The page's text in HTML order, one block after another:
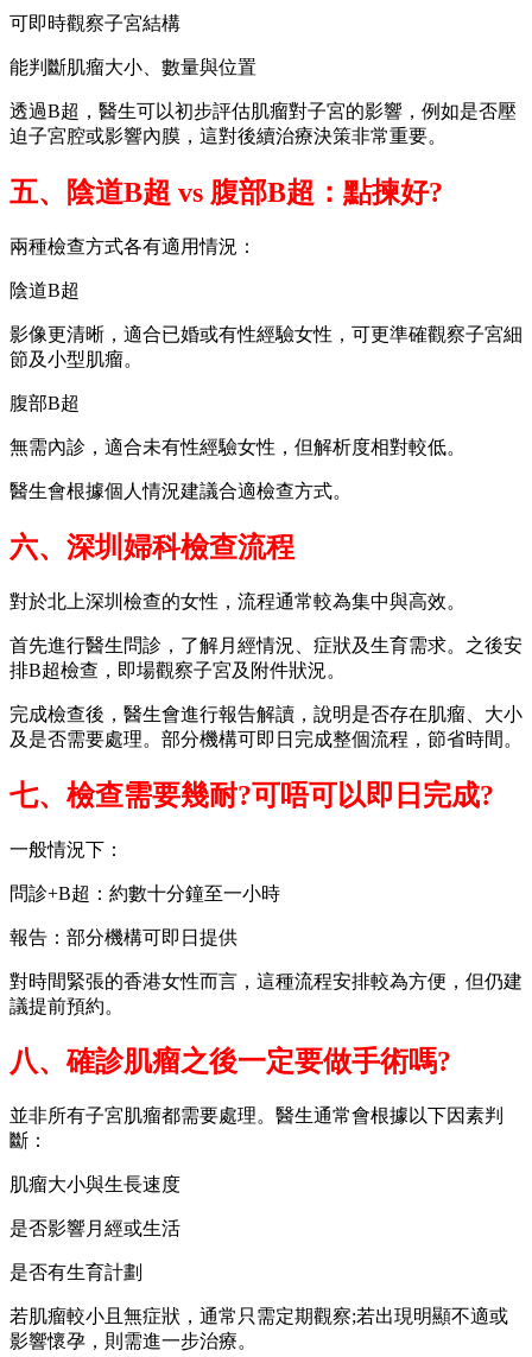
可即時觀察子宮結構
能判斷肌瘤大小、數量與位置
透過B超，醫生可以初步評估肌瘤對子宮的影響，例如是否壓
迫子宮腔或影響內膜，這對後續治療決策非常重要。
五、陰道B超 vs 腹部B超：點揀好?
兩種檢查方式各有適用情況：
陰道B超
影像更清晰，適合已婚或有性經驗女性，可更準確觀察子宮細
節及小型肌瘤。
腹部B超
無需內診，適合未有性經驗女性，但解析度相對較低。
醫生會根據個人情況建議合適檢查方式。
六、深圳婦科檢查流程
對於北上深圳檢查的女性，流程通常較為集中與高效。
首先進行醫生問診，了解月經情況、症狀及生育需求。之後安
排B超檢查，即場觀察子宮及附件狀況。
完成檢查後，醫生會進行報告解讀，說明是否存在肌瘤、大小
及是否需要處理。部分機構可即日完成整個流程，節省時間。
七、檢查需要幾耐?可唔可以即日完成?
一般情況下：
問診+B超：約數十分鐘至一小時
報告：部分機構可即日提供
對時間緊張的香港女性而言，這種流程安排較為方便，但仍建
議提前預約。
八、確診肌瘤之後一定要做手術嗎?
並非所有子宮肌瘤都需要處理。醫生通常會根據以下因素判
斷：
肌瘤大小與生長速度
是否影響月經或生活
是否有生育計劃
若肌瘤較小且無症狀，通常只需定期觀察;若出現明顯不適或
影響懷孕，則需進一步治療。